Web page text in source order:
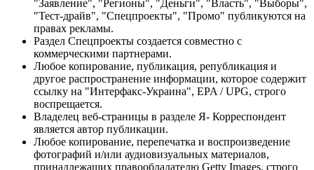
"Заявление", "Регионы", "Деньги", "Власть", "Выборы",
"Тест-драйв", "Спецпроекты", "Промо" публикуются на
правах рекламы.
Раздел Спецпроекты создается совместно с
коммерческими партнерами.
Любое копирование, публикация, републикация и
другое распространение информации, которое содержит
ссылку на "Интерфакс-Украина", EPA / UPG, строго
воспрещается.
Владелец веб-страницы в разделе Я- Корреспондент
является автор публикации.
Любое копирование, перепечатка и воспроизведение
фотографий и/или аудиовизуальных материалов,
принадлежащих правообладателю Getty Images, строго